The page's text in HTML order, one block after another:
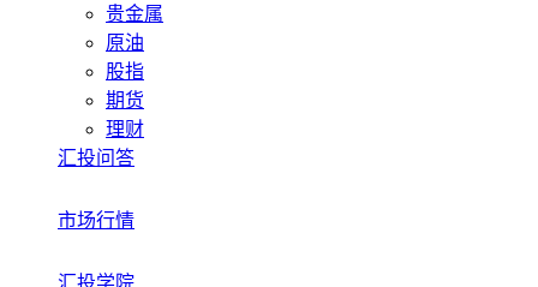
贵金属
原油
股指
期货
理财
汇投问答
市场行情
汇投学院